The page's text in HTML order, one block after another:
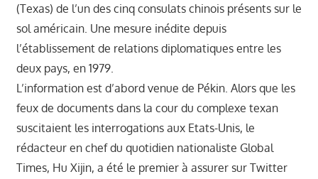
(Texas) de l’un des cinq consulats chinois présents sur le
sol américain. Une mesure inédite depuis
l’établissement de relations diplomatiques entre les
deux pays, en 1979.
L’information est d’abord venue de Pékin. Alors que les
feux de documents dans la cour du complexe texan
suscitaient les interrogations aux Etats-Unis, le
rédacteur en chef du quotidien nationaliste Global
Times, Hu Xijin, a été le premier à assurer sur Twitter